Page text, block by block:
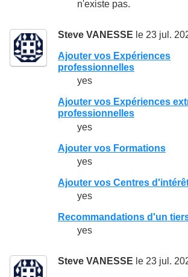
n'existe pas.
Steve VANESSE le 23 jul.
Ajouter vos Expériences
professionnelles
yes
Ajouter vos Expériences
professionnelles
yes
Ajouter vos Formations
yes
Ajouter vos Centres
yes
Recommandations d'un
yes
Steve VANESSE le 23 jul.